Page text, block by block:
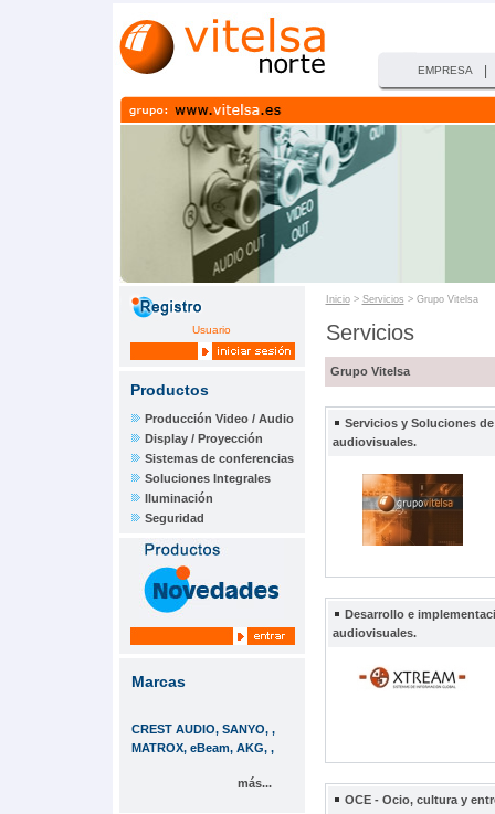
EMPRESA
Usuario
Productos
Producción Video / Audio
Display / Proyección
Sistemas de conferencias
Soluciones Integrales
Iluminación
Seguridad
Marcas
CREST AUDIO, SANYO, ,
MATROX, eBeam, AKG, ,
más...
Inicio> Servicios > Grupo Vitelsa
Servicios
Grupo Vitelsa
Servicios y Soluciones
audiovisuales.
Desarrollo e
audiovisuales.
OCE - Ocio, cultura y